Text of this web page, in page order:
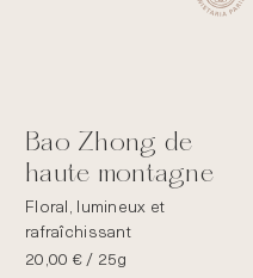
Bao Zhong de
haute montagne
Floral, lumineux et
rafraîchissant
20,00 €/ 25g